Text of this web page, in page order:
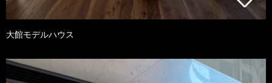
大館モデルハウス